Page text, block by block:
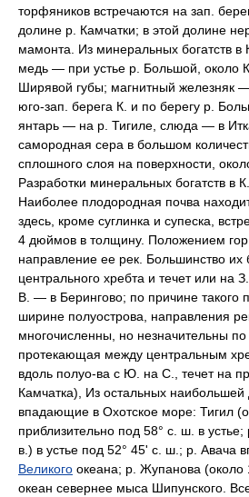
торфяников встречаются на зап.
долине р. Камчатки; в этой долине
мамонта. Из минеральных богатств
медь — при устье р. Большой, около
Ширявой губы; магнитный железняк
юго-зап. берега К. и по берегу р.
янтарь — на р. Тигиле, слюда — в
самородная сера в большом
сплошного слоя на поверхности,
Разработки минеральных богатств в
Наиболее плодородная почва
здесь, кроме суглинка и супеска,
4 дюймов в толщину. Положением гор
направление ее рек. Большинство их
центрального хребта и течет или на
В. — в Берингово; по причине такого
ширине полуострова, направления
многочисленны, но незначительны по
протекающая между центральным
вдоль полуо-ва с Ю. на С., течет на
Камчатка), Из остальных наибольшей
впадающие в Охотское море: Тигил
приблизительно под 58° с. ш. в
в.) в устье под 52° 45' с. ш.; р. Авача
Великого океана; р. Жупанова (около
океан севернее мыса Шипунского.